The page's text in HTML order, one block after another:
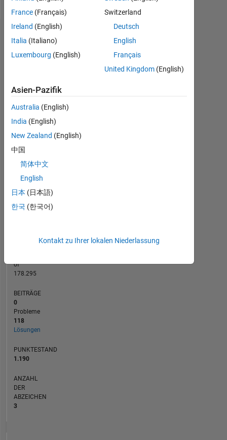
Dashboard
Statistik
BEITRÄGE
0
20
50
60
of
178.295
BEITRÄGE
0
Probleme
118
Lösungen
PUNKTESTAND
1.190
ANZAHL
DER
ABZEICHEN
3
France (Français)
Ireland (English)
Italia (Italiano)
Luxembourg (English)
Switzerland
Deutsch
English
Français
United Kingdom (English)
Asien-Pazifik
Australia (English)
India (English)
New Zealand (English)
中国
简体中文
English
日本 (日本語)
한국 (한국어)
Kontakt zu Ihrer lokalen Niederlassung